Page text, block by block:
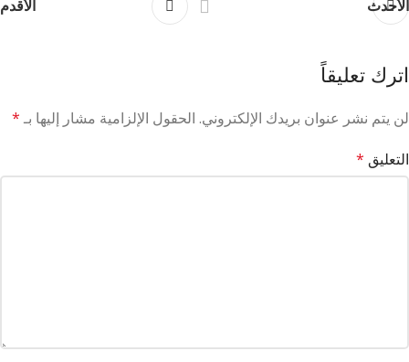
الأحدث الأقدم
اترك تعليقاً
لن يتم نشر عنوان بريدك الإلكتروني. الحقول الإلزامية مشار إليها بـ *
التعليق *